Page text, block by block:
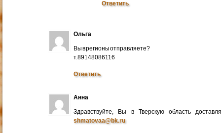
Ответить
Ольга
Вы в регионы отправляете?
т.89148086116
Ответить
Анна
Здравствуйте, Вы в Тверскую область
shmatovaa@bk.ru